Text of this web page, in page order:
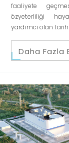
faaliyete
özyeterliliği
yardımcı olan
Daha Fazla